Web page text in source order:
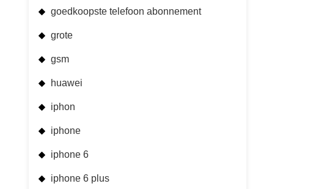
goedkoopste telefoon abonnement
grote
gsm
huawei
iphon
iphone
iphone 6
iphone 6 plus